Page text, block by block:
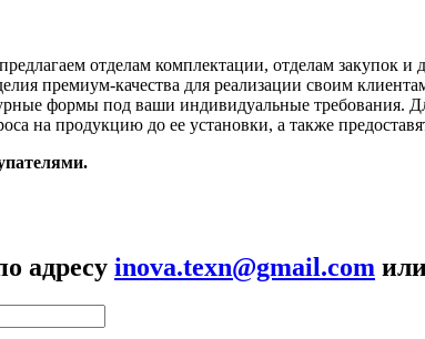
отделам комплектации, отделам закупок
премиум-качества для реализации своим
формы под ваши индивидуальные требования.
на продукцию до ее установки, а также
адресу inova.texn@gmail.com